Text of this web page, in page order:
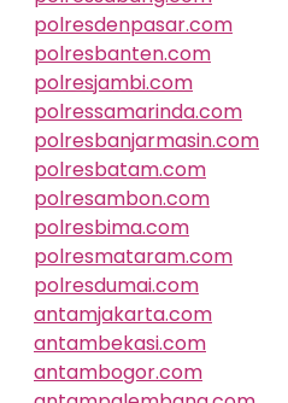
polresdenpasar.com
polresbanten.com
polresjambi.com
polressamarinda.com
polresbanjarmasin.com
polresbatam.com
polresambon.com
polresbima.com
polresmataram.com
polresdumai.com
antamjakarta.com
antambekasi.com
antambogor.com